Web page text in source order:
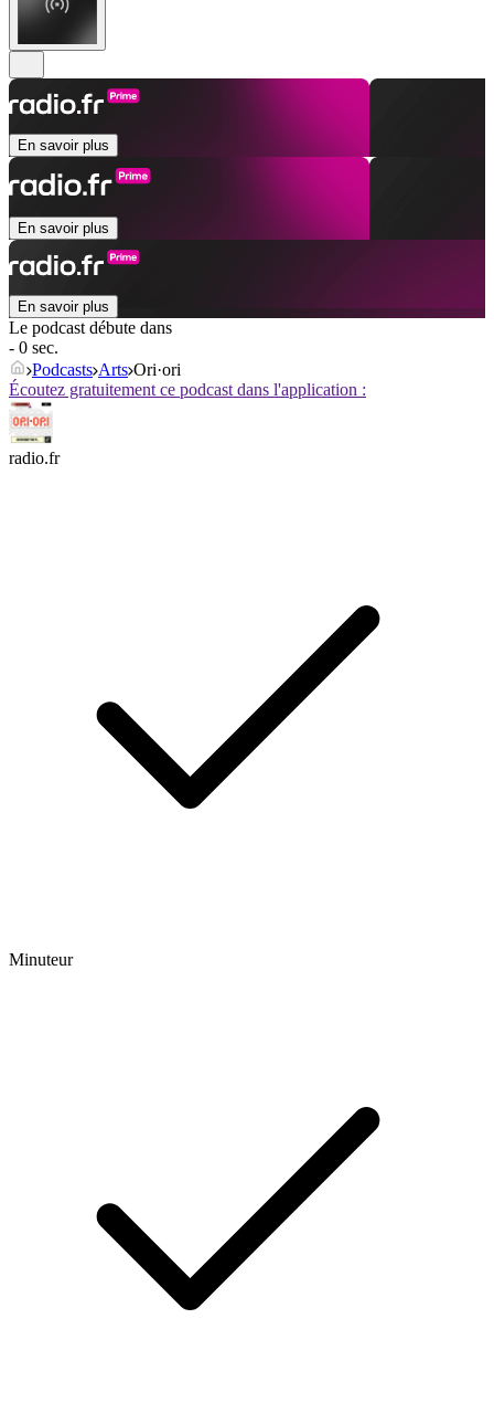
En savoir plus
En savoir plus
En savoir plus
Le podcast débute dans
- 0 sec.
Podcasts Arts Ori·ori
Écoutez gratuitement ce podcast dans l'application :
radio.fr
Minuteur